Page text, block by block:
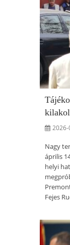
Nagy
április
helyi
Fejes